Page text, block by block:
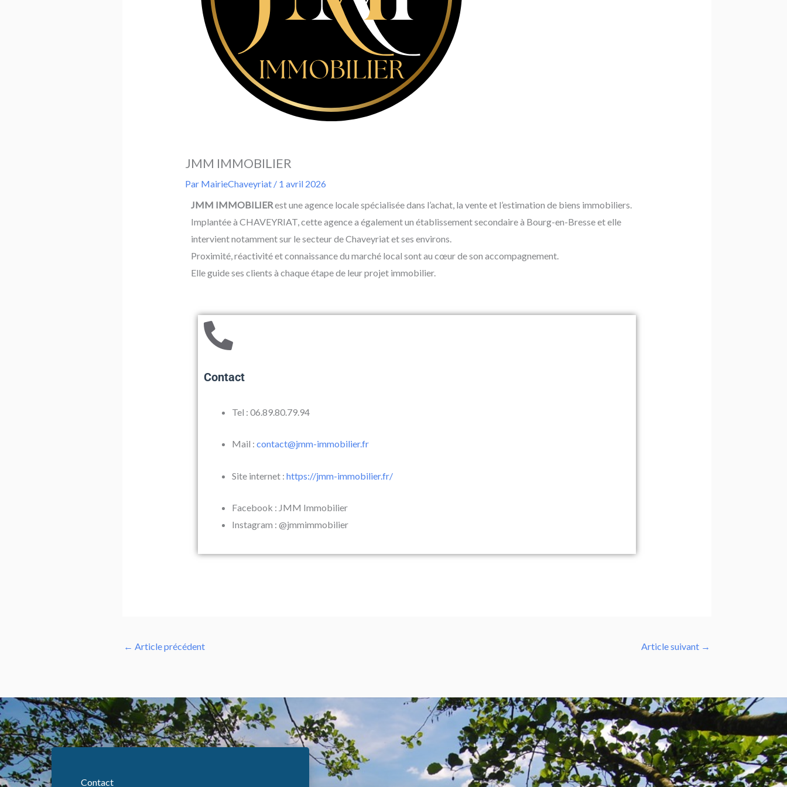
JMM IMMOBILIER
Par MairieChaveyriat / 1 avril 2026
JMM IMMOBILIERest une agence locale spécialisée dans l’achat, la vente et l’estimation de biens immobiliers.
Implantée à CHAVEYRIAT, cette agence a également un établissement secondaire à Bourg-en-Bresse et elle
intervient notamment sur le secteur de Chaveyriat et ses environs.
Proximité, réactivité et connaissance du marché local sont au cœur de son accompagnement.
Elle guide ses clients à chaque étape de leur projet immobilier.
Contact
Tel : 06.89.80.79.94
Mail : contact@jmm-immobilier.fr
Site internet : https://jmm-immobilier.fr/
Facebook : JMM Immobilier
Instagram : @jmmimmobilier
← Article précédent Article suivant →
Contact